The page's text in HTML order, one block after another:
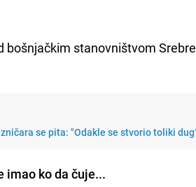
bošnjačkim stanovništvom
se pita: "Odakle se stvorio toliki
imao ko da čuje...